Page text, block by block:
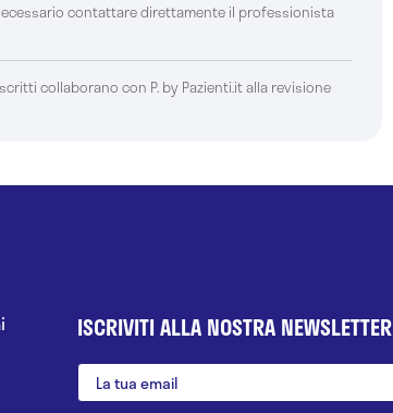
contattare direttamente il professionista
collaborano con P. by Pazienti.it alla revisione
ISCRIVITI ALLA NOSTRA NEWSLETTER